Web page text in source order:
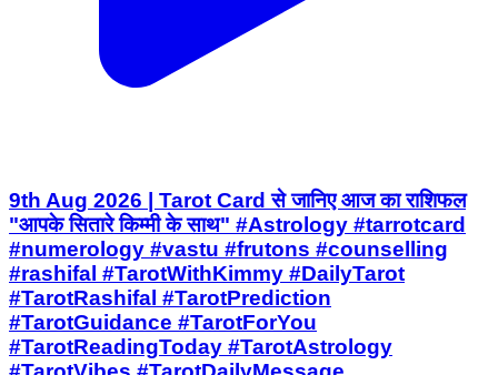
9th Aug 2026 | Tarot Card से जानिए आज का राशिफल
"आपके सितारे किम्मी के साथ" #Astrology #tarrotcard
#numerology #vastu #frutons #counselling
#rashifal #TarotWithKimmy #DailyTarot
#TarotRashifal #TarotPrediction
#TarotGuidance #TarotForYou
#TarotReadingToday #TarotAstrology